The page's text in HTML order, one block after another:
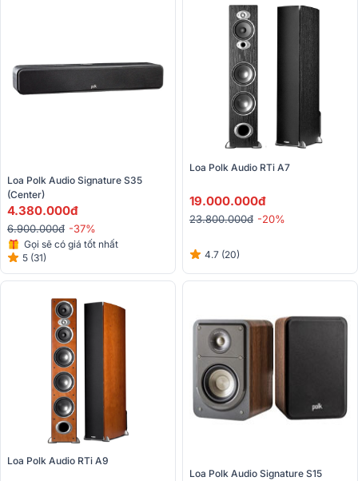
Loa Polk Audio Signature S35
(Center)
4.380.000đ
6.900.000đ -37%
Gọi sẽ có giá tốt nhất
5 (31)
Loa Polk Audio RTi A7
19.000.000đ
23.800.000đ -20%
4.7 (20)
Loa Polk Audio RTi A9
Loa Polk Audio Signature S15